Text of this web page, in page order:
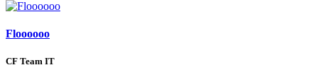
Floooooo
CF Team IT